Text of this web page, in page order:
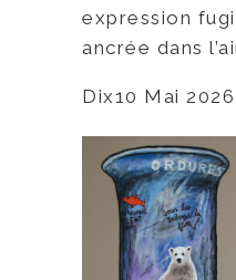
expression
ancrée dans
Dix10 Mai 2026